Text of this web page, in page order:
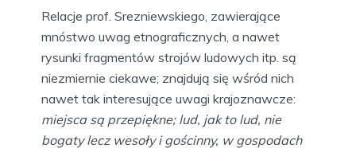
Relacje prof. Srezniewskiego, zawierające
mnóstwo uwag etnograficznych, a nawet
rysunki fragmentów strojów ludowych itp. są
niezmiernie ciekawe; znajdują się wśród nich
nawet tak interesujące uwagi krajoznawcze:
miejsca są przepiękne; lud, jak to lud, nie
bogaty lecz wesoły i gościnny, w gospodach